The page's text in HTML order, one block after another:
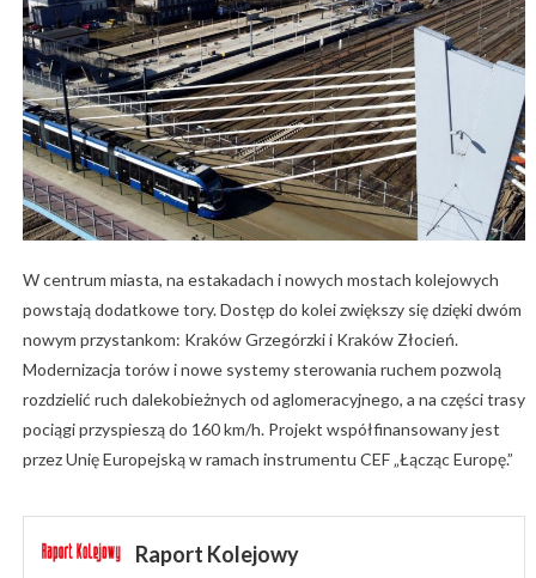
W centrum miasta, na estakadach i nowych mostach kolejowych
powstają dodatkowe tory. Dostęp do kolei zwiększy się dzięki dwóm
nowym przystankom: Kraków Grzegórzki i Kraków Złocień.
Modernizacja torów i nowe systemy sterowania ruchem pozwolą
rozdzielić ruch dalekobieżnych od aglomeracyjnego, a na części trasy
pociągi przyspieszą do 160 km/h. Projekt współfinansowany jest
przez Unię Europejską w ramach instrumentu CEF „Łącząc Europę.”
Raport Kolejowy